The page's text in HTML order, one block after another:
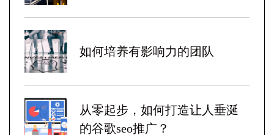
如何培养有影响力的团队
从零起步，如何打造让人垂涎
的谷歌seo推广？